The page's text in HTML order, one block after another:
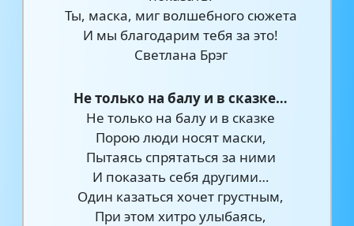
Ты, маска, миг волшебного сюжета
И мы благодарим тебя за это!
Светлана Брэг
Не только на балу и в сказке…
Не только на балу и в сказке
Порою люди носят маски,
Пытаясь спрятаться за ними
И показать себя другими…
Один казаться хочет грустным,
При этом хитро улыбаясь,